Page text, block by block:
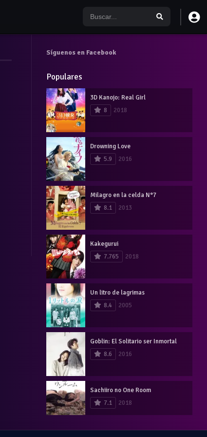
Síguenos en Facebook
Populares
3D Kanojo: Real Girl
8
2018
Drowning Love
5.9
2016
Milagro en la celda N°7
8.1
2013
Kakegurui
7.765
2018
Un litro de lagrimas
8.4
2005
Goblin: El Solitario ser Inmortal
8.6
2016
Sachiiro no One Room
7.1
2018